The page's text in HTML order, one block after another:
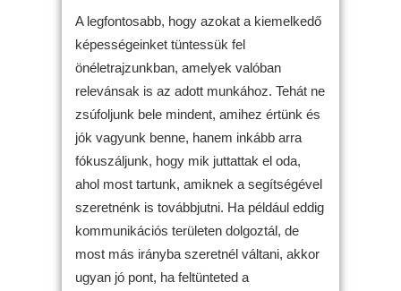
A legfontosabb, hogy azokat a kiemelkedő
képességeinket tüntessük fel
önéletrajzunkban, amelyek valóban
relevánsak is az adott munkához. Tehát ne
zsúfoljunk bele mindent, amihez értünk és
jók vagyunk benne, hanem inkább arra
fókuszáljunk, hogy mik juttattak el oda,
ahol most tartunk, amiknek a segítségével
szeretnénk is továbbjutni. Ha például eddig
kommunikációs területen dolgoztál, de
most más irányba szeretnél váltani, akkor
ugyan jó pont, ha feltünteted a